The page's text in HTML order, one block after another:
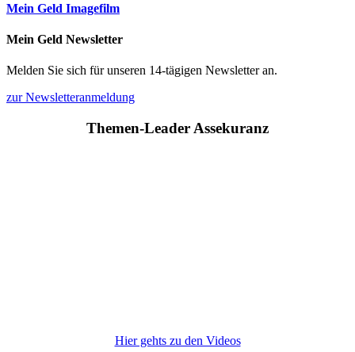
Mein Geld Imagefilm
Mein Geld Newsletter
Melden Sie sich für unseren 14-tägigen Newsletter an.
zur Newsletteranmeldung
Themen-Leader Assekuranz
Hier gehts zu den Videos